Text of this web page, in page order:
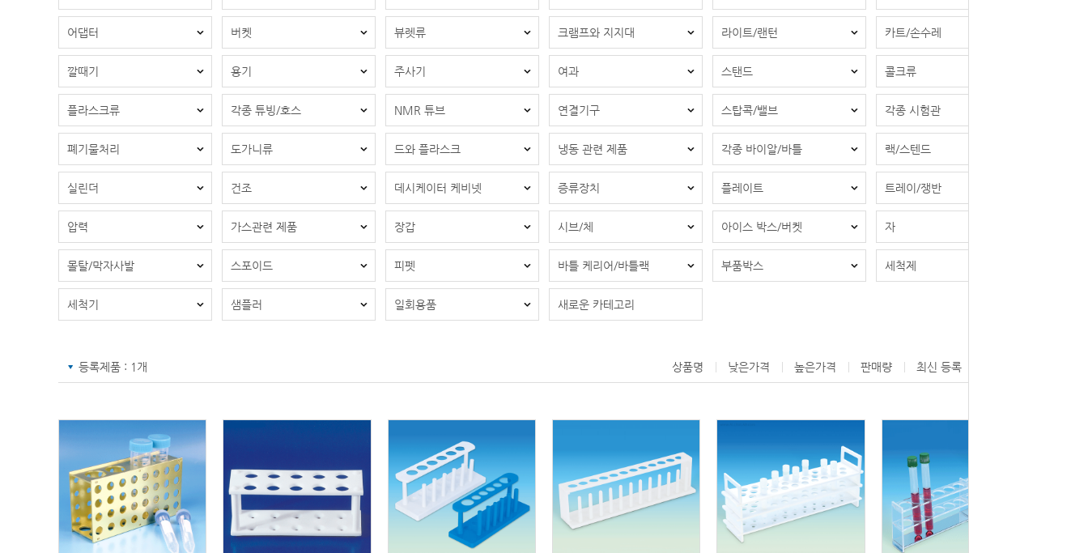
어댑터 버켓 뷰렛류 크램프와 지지대 라이트/랜턴 카트/손수레
깔때기 용기 주사기 여과 스탠드 콜크류
플라스크류 각종 튜빙/호스 NMR 튜브 연결기구 스탑콕/밸브 각종 시험관
폐기물처리 도가니류 드와 플라스크 냉동 관련 제품 각종 바이알/바틀 랙/스텐드
실린더 건조 데시케이터 케비넷 증류장치 플레이트 트레이/쟁반
압력 가스관련 제품 장갑 시브/체 아이스 박스/버켓 자
몰탈/막자사발 스포이드 피펫 바틀 케리어/바틀랙 부품박스 세척제
세척기 샘플러 일회용품 새로운 카테고리
등록제품 : 1개 상품명 낮은가격 높은가격 판매량 최신 등록